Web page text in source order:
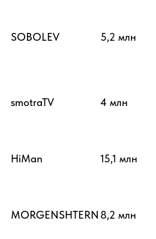
SOBOLEV 5,2 млн
smotraTV 4 млн
HiMan 15,1 млн
MORGENSHTERN 8,2 млн